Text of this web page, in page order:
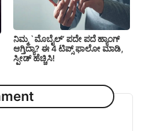
ನಿಮ್ಮ `ಮೊಬೈಲ್’ ಪದೇ ಪದೆ ಹ್ಯಾಂಗ್
ಆಗ್ತಿದ್ಯಾ? ಈ 4 ಟಿಪ್ಸ್ ಫಾಲೋ ಮಾಡಿ,
ಸ್ಪೀಡ್ ಹೆಚ್ಚಿಸಿ!